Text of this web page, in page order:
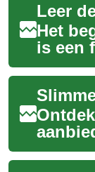
Het
is een
naar